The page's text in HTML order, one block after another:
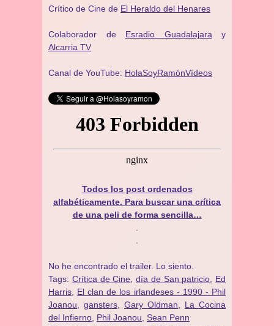
Crítico de Cine de El Heraldo del Henares
Colaborador de Esradio Guadalajara y
Alcarria TV
Canal de YouTube: HolaSoyRamónVídeos
Todos los post ordenados
alfabéticamente. Para buscar una crítica
de una peli de forma sencilla…
No he encontrado el trailer. Lo siento.
Tags: Crítica de Cine día de San patricio
Ed
Harris
El clan de los irlandeses - 1990 - Phil
Joanou
gansters Gary Oldman
La Cocina
del Infierno Phil Joanou Sean Penn